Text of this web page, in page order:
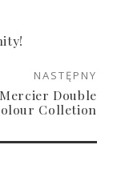
NASTĘPNY
Double
Colletion